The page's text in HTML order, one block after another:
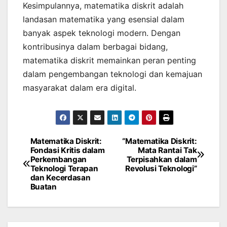
Kesimpulannya, matematika diskrit adalah
landasan matematika yang esensial dalam
banyak aspek teknologi modern. Dengan
kontribusinya dalam berbagai bidang,
matematika diskrit memainkan peran penting
dalam pengembangan teknologi dan kemajuan
masyarakat dalam era digital.
Navigasi
pos
“Matematika Diskrit:
Mata Rantai Tak
Terpisahkan dalam
Revolusi Teknologi”
Matematika Diskrit:
Fondasi Kritis dalam
Perkembangan
Teknologi Terapan
dan Kecerdasan
Buatan